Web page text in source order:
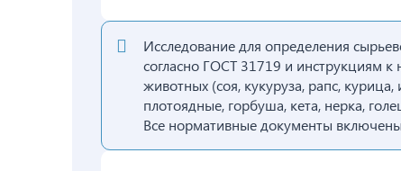
Исследование для определения
согласно ГОСТ 31719 и инструкциям
животных (соя, кукуруза, рапс,
плотоядные, горбуша, кета, нерка,
Все нормативные документы